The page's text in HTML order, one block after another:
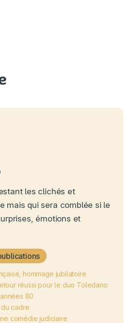
les clichés et
mais qui sera comblée si le
émotions et
hommage jubilatoire
réussi pour le duo Toledano
80
cadre
comédie judiciaire